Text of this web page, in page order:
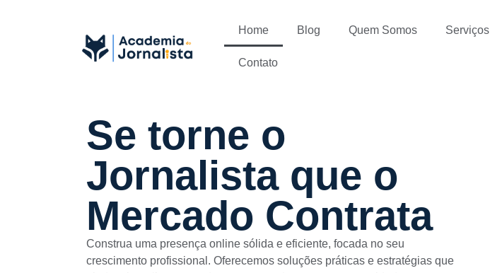
Home Blog Quem Somos Serviços
Contato
Se torne o
Jornalista que o
Mercado Contrata
Construa uma presença online sólida e eficiente, focada no seu
crescimento profissional. Oferecemos soluções práticas e estratégias que